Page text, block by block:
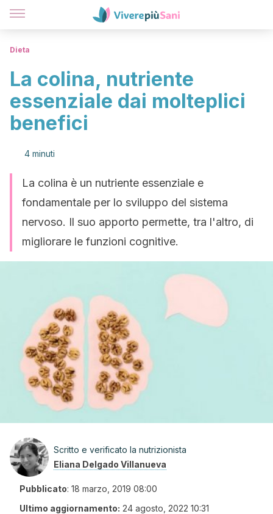
Dieta
La colina, nutriente
essenziale dai molteplici
benefici
4 minuti
La colina è un nutriente essenziale e
fondamentale per lo sviluppo del sistema
nervoso. Il suo apporto permette, tra l'altro, di
migliorare le funzioni cognitive.
Scritto e verificato la nutrizionista
Eliana Delgado Villanueva
Pubblicato: 18 marzo, 2019 08:00
Ultimo aggiornamento: 24 agosto, 2022 10:31